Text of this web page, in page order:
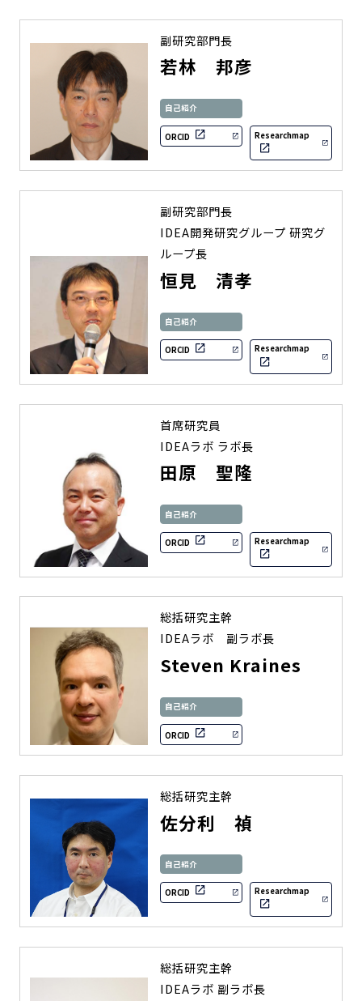
副研究部門長
若林 邦彦
自己紹介
ORCID Researchmap
副研究部門長
IDEA開発研究グループ 研究グ
ループ長
恒見 清孝
自己紹介
ORCID Researchmap
首席研究員
IDEAラボ ラボ長
田原 聖隆
自己紹介
ORCID Researchmap
総括研究主幹
IDEAラボ 副ラボ長
Steven Kraines
自己紹介
ORCID
総括研究主幹
佐分利 禎
自己紹介
ORCID Researchmap
総括研究主幹
IDEAラボ 副ラボ長